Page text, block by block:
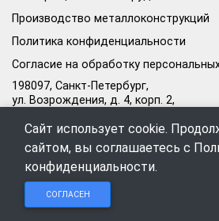
Производство металлоконструкций
Политика конфиденциальности
Согласие на обработку
198097, Санкт-Петербург,
ул. Возрождения, д. 4, корп. 2,
Режим работы офиса:
Пн–Пт: 09:00–18:00
+7 (812) 309-98-44
Сайт использует cookie.
сайтом, вы соглашаетесь с
конфиденциальности.
СОГЛАСЕН